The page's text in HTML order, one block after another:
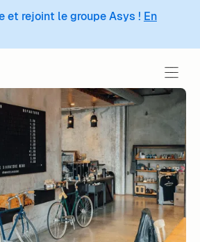
et rejoint le groupe Asys ! En